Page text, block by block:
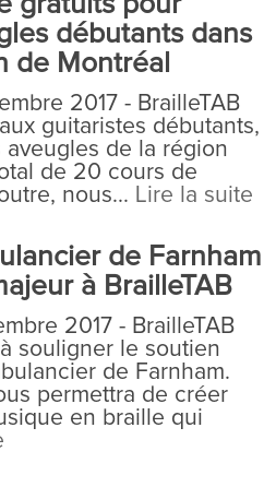
débutants dans
de Montréal
2017 - BrailleTAB
guitaristes débutants,
de la région
de 20 cours de
nous... Lire la suite
de Farnham
à BrailleTAB
2017 - BrailleTAB
souligner le soutien
de Farnham.
permettra de créer
en braille qui